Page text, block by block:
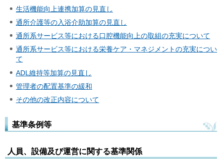
生活機能向上連携加算の見直し
通所介護等の入浴介助加算の見直し
通所系サービス等における口腔機能向上の取組の充実について
通所系サービス等における栄養ケア・マネジメントの充実につい
て
ADL維持等加算の見直し
管理者の配置基準の緩和
その他の改正内容について
基準条例等
人員、設備及び運営に関する基準関係